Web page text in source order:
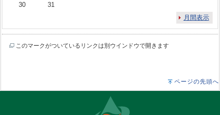
30
31
月間表示
このマークがついているリンクは別ウインドウで開きます
ページの先頭へ